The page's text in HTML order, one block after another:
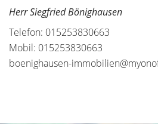
Herr Siegfried Bönighausen
Telefon: 015253830663
Mobil: 015253830663
boenighausen-